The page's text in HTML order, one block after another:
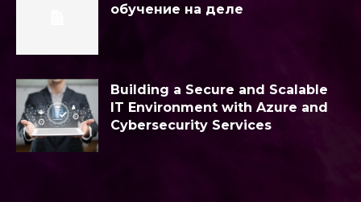
обучение на деле
Building a Secure and Scalable
IT Environment with Azure and
Cybersecurity Services